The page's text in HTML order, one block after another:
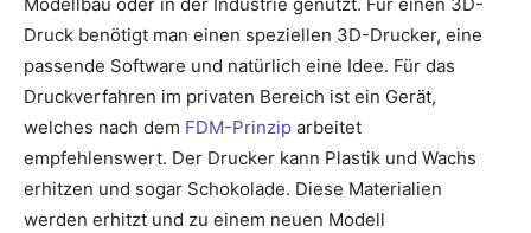
Druck benötigt man einen speziellen 3D-Drucker, eine
passende Software und natürlich eine Idee. Für das
Druckverfahren im privaten Bereich ist ein Gerät,
welches nach dem FDM-Prinzip arbeitet
empfehlenswert. Der Drucker kann Plastik und Wachs
erhitzen und sogar Schokolade. Diese Materialien
werden erhitzt und zu einem neuen Modell